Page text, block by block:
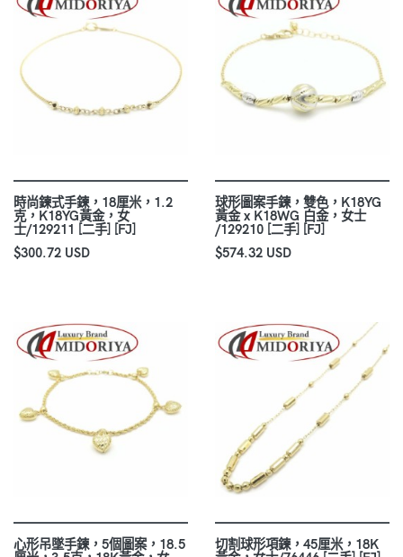
時尚鍊式手鍊，18厘米，1.2
克，K18YG黃金，女
士/129211 [二手] [FJ]
$300.72 USD
球形圖案手鍊，雙色，K18YG
黃金 x K18WG 白金，女士
/129210 [二手] [FJ]
$574.32 USD
心形吊墜手鍊，5個圖案，18.5
切割球形項鍊，45厘米，18K